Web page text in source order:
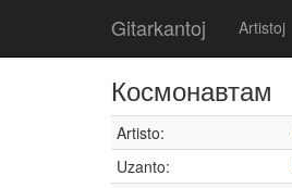
Gitarkantoj Artistoj
Космонавтам
Artisto:
Uzanto: